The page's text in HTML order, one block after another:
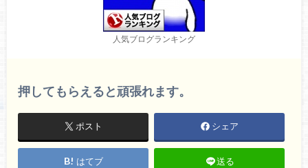
人気ブログランキング
押してもらえると頑張れます。
ポスト シェア
はてブ 送る